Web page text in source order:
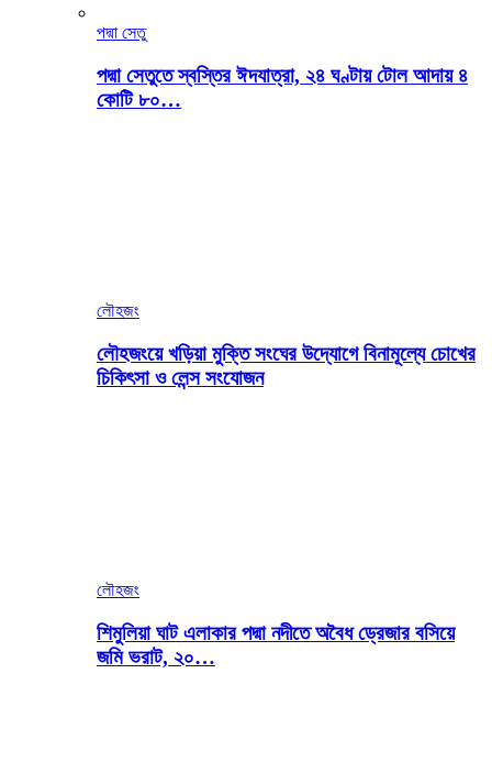
পদ্মা সেতু
পদ্মা সেতুতে স্বস্তির ঈদযাত্রা, ২৪ ঘণ্টায় টোল আদায় ৪
কোটি ৮০…
লৌহজং
লৌহজংয়ে খড়িয়া মুক্তি সংঘের উদ্যোগে বিনামূল্যে চোখের
চিকিৎসা ও লেন্স সংযোজন
লৌহজং
শিমুলিয়া ঘাট এলাকার পদ্মা নদীতে অবৈধ ড্রেজার বসিয়ে
জমি ভরাট, ২০…